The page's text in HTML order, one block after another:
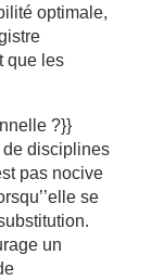
optimale,
que les
?}}
de disciplines
pas nocive
se
un